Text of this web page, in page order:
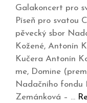
Galakoncert pro
Píseň pro svatou
pěvecký sbor
Kožené, Antonín
Kučera Antonín
me, Domine
Nadačního fondu
Zemánková – …